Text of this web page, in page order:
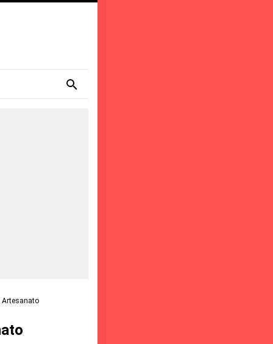
Artesanato